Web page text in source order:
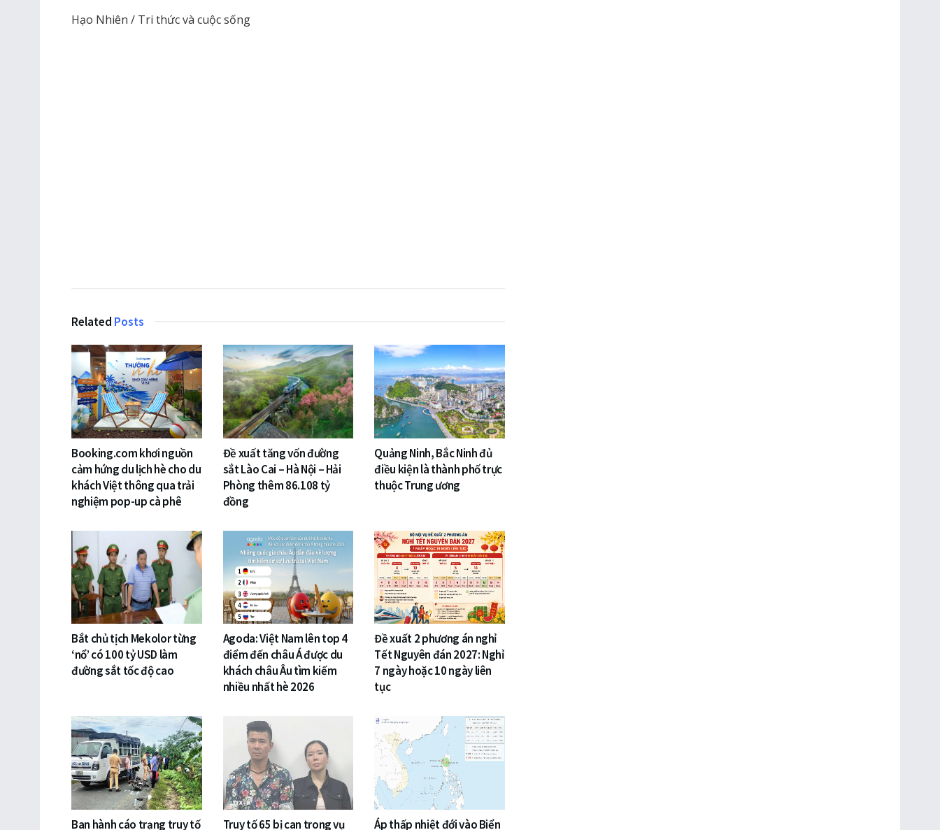
Hạo Nhiên / Tri thức và cuộc sống
Related Posts
Booking.com khơi nguồn
cảm hứng du lịch hè cho du
khách Việt thông qua trải
nghiệm pop-up cà phê
Đề xuất tăng vốn đường
sắt Lào Cai – Hà Nội – Hải
Phòng thêm 86.108 tỷ
đồng
Quảng Ninh, Bắc Ninh đủ
điều kiện là thành phố trực
thuộc Trung ương
Bắt chủ tịch Mekolor từng
‘nổ’ có 100 tỷ USD làm
đường sắt tốc độ cao
Agoda: Việt Nam lên top 4
điểm đến châu Á được du
khách châu Âu tìm kiếm
nhiều nhất hè 2026
Đề xuất 2 phương án nghỉ
Tết Nguyên đán 2027: Nghỉ
7 ngày hoặc 10 ngày liên
tục
Ban hành cáo trạng truy tố Truy tố 65 bị can trong vụ Áp thấp nhiệt đới vào Biển